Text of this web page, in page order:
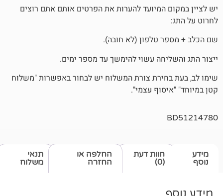
המיועד להערות את הפרטים אותם אתם רוצים
טלפון (לא חובה).
עשוי להימשך עד מספר ימים.
צורת המשלוח יש לבחור באפשרות "משלוח
עצמי".
תנאי
משלוח
חוות דעת
החלפה או
החזרה